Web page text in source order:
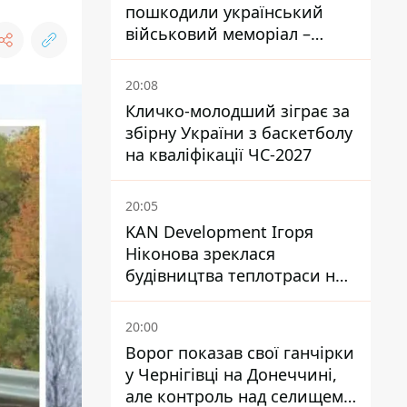
пошкодили український
військовий меморіал –
посольство відреагувало
20:08
Кличко-молодший зіграє за
збірну України з баскетболу
на кваліфікації ЧС-2027
20:05
KAN Development Ігоря
Ніконова зреклася
будівництва теплотраси на
Теремках
20:00
Ворог показав свої ганчірки
у Чернігівці на Донеччині,
але контроль над селищем